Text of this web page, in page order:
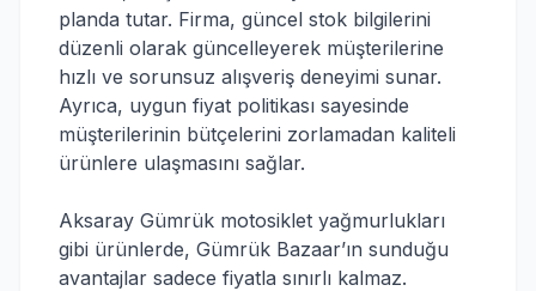
planda tutar. Firma, güncel stok bilgilerini
düzenli olarak güncelleyerek müşterilerine
hızlı ve sorunsuz alışveriş deneyimi sunar.
Ayrıca, uygun fiyat politikası sayesinde
müşterilerinin bütçelerini zorlamadan kaliteli
ürünlere ulaşmasını sağlar.
Aksaray Gümrük motosiklet yağmurlukları
gibi ürünlerde, Gümrük Bazaar’ın sunduğu
avantajlar sadece fiyatla sınırlı kalmaz.